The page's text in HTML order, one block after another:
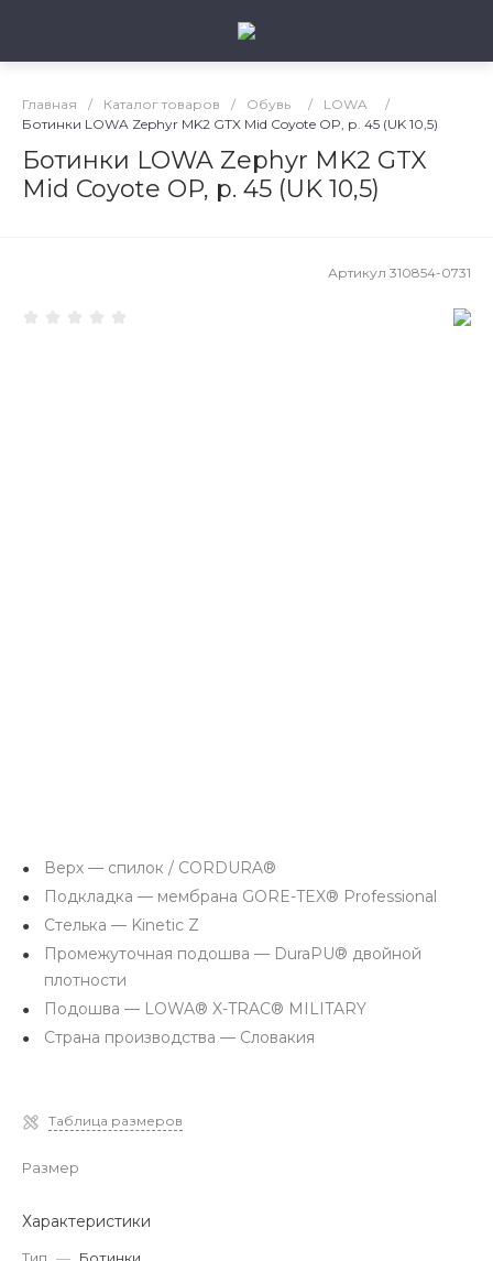
Главная / Каталог товаров / Обувь / LOWA
/
Ботинки LOWA Zephyr MK2 GTX Mid Coyote OP, р. 45 (UK 10,5)
Ботинки LOWA Zephyr MK2 GTX
Mid Coyote OP, р. 45 (UK 10,5)
Артикул 310854-0731
Верх — спилок / CORDURA®
Подкладка — мембрана GORE-TEX® Professional
Стелька — Kinetic Z
Промежуточная подошва — DuraPU® двойной
плотности
Подошва — LOWA® X-TRAC® MILITARY
Страна производства — Словакия
Таблица размеров
Размер
Характеристики